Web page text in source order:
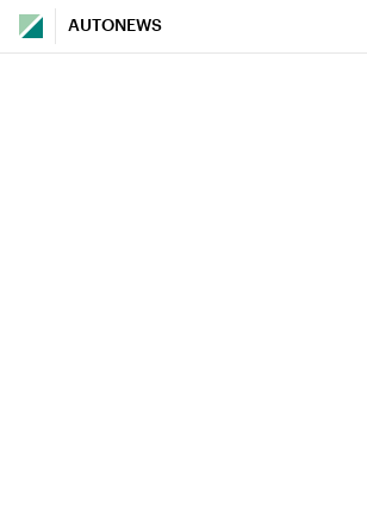
AUTONEWS